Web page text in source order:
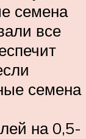
семена
все
семена
на 0,5-